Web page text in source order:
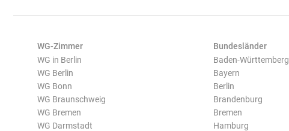
WG-Zimmer
WG in Berlin
WG Berlin
WG Bonn
WG Braunschweig
WG Bremen
WG Darmstadt
Bundesländer
Baden-Württemberg
Bayern
Berlin
Brandenburg
Bremen
Hamburg